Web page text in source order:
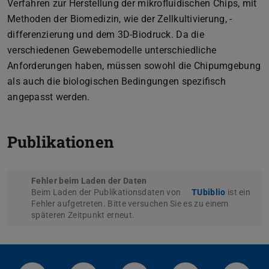
Verfahren zur Herstellung der mikrofluidischen Chips, mit
Methoden der Biomedizin, wie der Zellkultivierung, -
differenzierung und dem 3D-Biodruck. Da die
verschiedenen Gewebemodelle unterschiedliche
Anforderungen haben, müssen sowohl die Chipumgebung
als auch die biologischen Bedingungen spezifisch
angepasst werden.
Publikationen
Fehler beim Laden der Daten
Beim Laden der Publikationsdaten von
TUbiblio ist ein
Fehler aufgetreten. Bitte versuchen Sie es zu einem
späteren Zeitpunkt erneut.